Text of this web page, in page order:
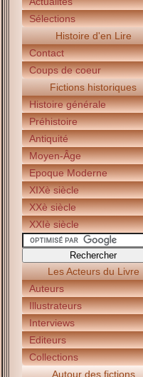
Sélections
Histoire d'en Lire
Contact
Coups de coeur
Fictions historiques
Histoire générale
Préhistoire
Antiquité
Moyen-Âge
Epoque Moderne
XIXè siècle
XXè siècle
XXIè siècle
Les Acteurs du Livre
Auteurs
Illustrateurs
Interviews
Editeurs
Collections
Autour des fictions